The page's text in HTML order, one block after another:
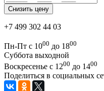
+7 499 302 44 03
Пн-Пт с 1000 до 1800
Суббота выходной
Воскресенье с 1200 до 1400
Поделиться в социальных